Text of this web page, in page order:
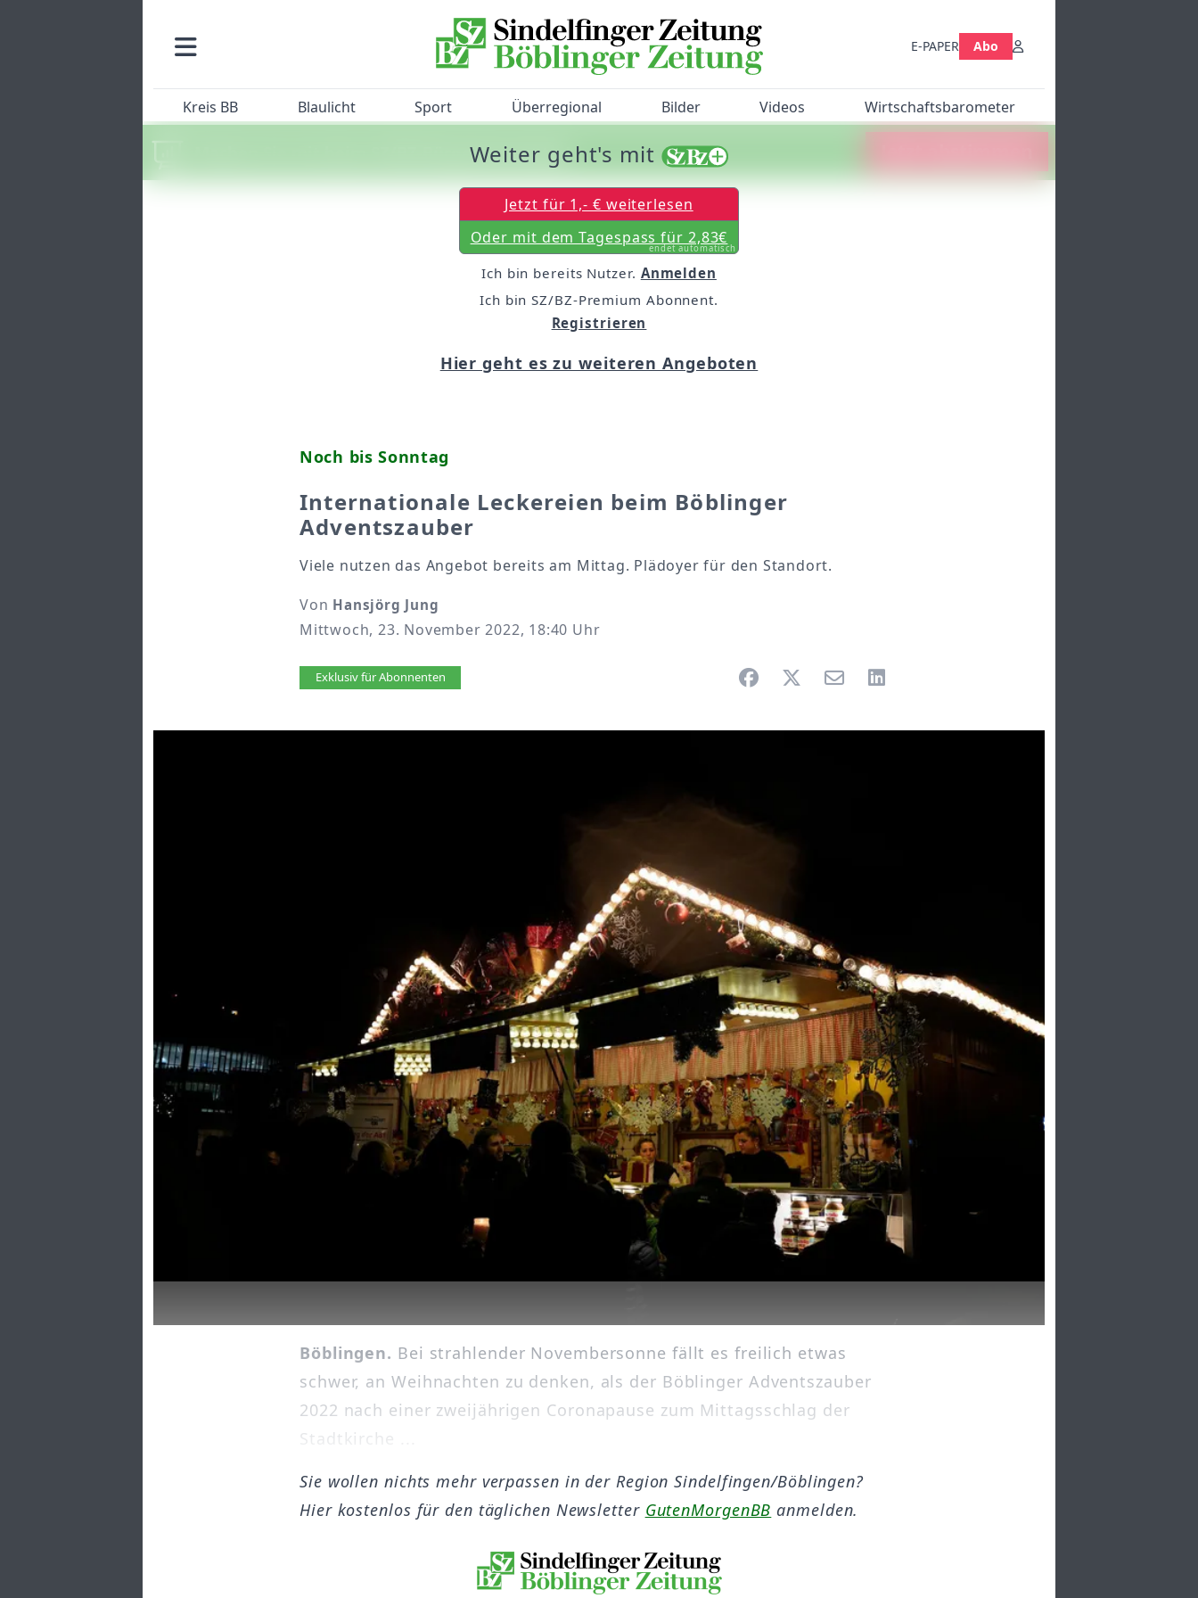
E-PAPER Abo
Kreis BB Blaulicht Sport Überregional Bilder Videos Wirtschaftsbarometer
Machen Sie mit beim SZ/BZ-Bürgerbarometer!
Noch bis Sonntag
Internationale Leckereien beim Böblinger
Adventszauber
Viele nutzen das Angebot bereits am Mittag. Plädoyer für den Standort.
Von Hansjörg Jung
Mittwoch, 23. November 2022, 18:40 Uhr
Artikel vorlesen
Exklusiv für Abonnenten
Böblingen. Bei strahlender Novembersonne fällt es freilich etwas
schwer, an Weihnachten zu denken, als der Böblinger Adventszauber
2022 nach einer zweijährigen Coronapause zum Mittagsschlag der
Stadtkirche ...
Weiter geht's mit
Jetzt für 1,- € weiterlesen
Oder mit dem Tagespass für 2,83€
endet automatisch
Ich bin bereits Nutzer. Anmelden
Ich bin SZ/BZ-Premium Abonnent.
Registrieren
Hier geht es zu weiteren Angeboten
Sie wollen nichts mehr verpassen in der Region Sindelfingen/Böblingen?
Hier kostenlos für den täglichen Newsletter GutenMorgenBB anmelden.